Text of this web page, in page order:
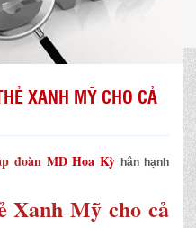
XANH MỸ CHO CẢ
đoàn MD Hoa Kỳ hân hạnh
Xanh Mỹ cho cả